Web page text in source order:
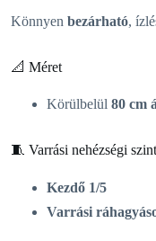
Könnyen bezárható,
📐 Méret
Körülbelül 80 cm
🧵 Varrási nehézségi szint
Kezdő 1/5
Varrási